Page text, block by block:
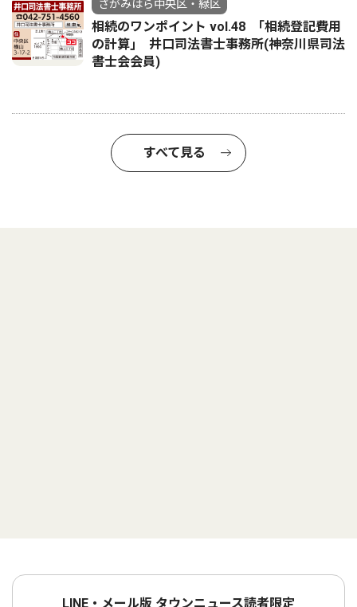
さがみはら中央区・緑区
相続のワンポイント vol.48 ｢相続登記費用
の計算｣ 井口司法書士事務所(神奈川県司法
書士会会員)
すべて見る
LINE・メール版 タウンニュース読者限定